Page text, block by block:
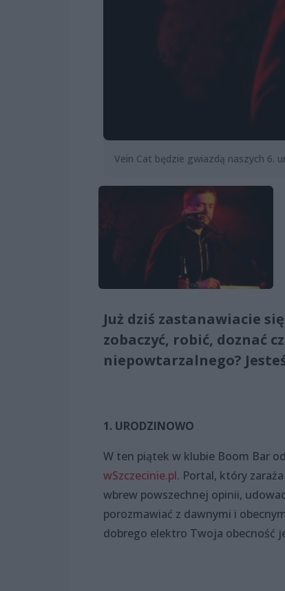
Vein Cat będzie gwiazdą naszych
Już dziś zastanawiacie
zobaczyć, robić, doznać
niepowtarzalnego?
1. URODZINOWO
W ten piątek w klubie Boom Bar
wSzczecinie.pl. Portal, który
wbrew powszechnej opinii,
porozmawiać z dawnymi i
dobrego elektro Twoja obecność